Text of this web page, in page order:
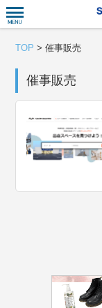
TOP >催事販売
催事販売